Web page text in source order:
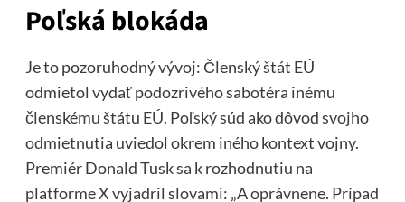
Poľská blokáda
Je to pozoruhodný vývoj: Členský štát EÚ
odmietol vydať podozrivého sabotéra inému
členskému štátu EÚ. Poľský súd ako dôvod svojho
odmietnutia uviedol okrem iného kontext vojny.
Premiér Donald Tusk sa k rozhodnutiu na
platforme X vyjadril slovami: „A oprávnene. Prípad